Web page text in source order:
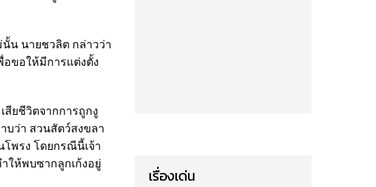
น นายชวลิต กล่าวว่า
อขอให้มีการแต่งตั้ง
สียชีวิตจากการถูกงู
บว่า สวนสัตว์สงขลา
พรง โดยกรณีนี้เจ้า
ให้พบซากลูกเก้งอยู่
เรื่องเด่น